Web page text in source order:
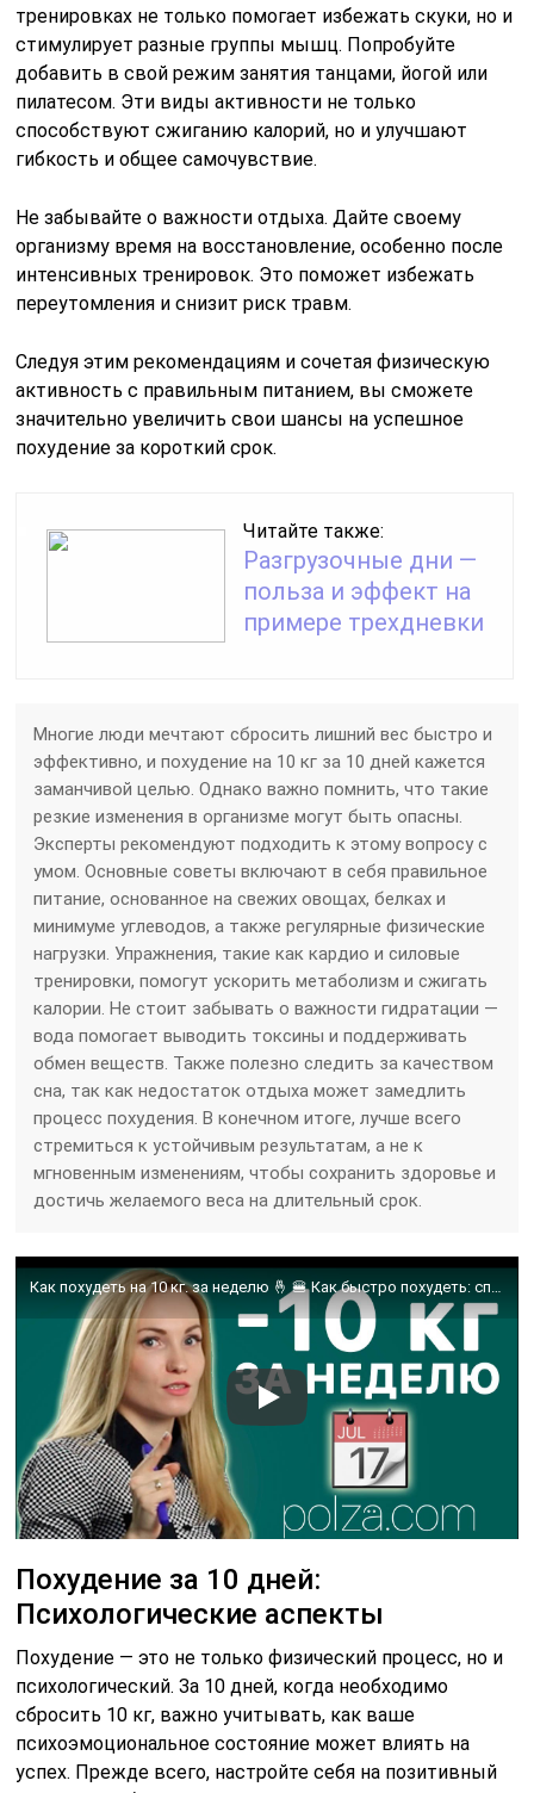
тренировках не только помогает избежать скуки, но и
стимулирует разные группы мышц. Попробуйте
добавить в свой режим занятия танцами, йогой или
пилатесом. Эти виды активности не только
способствуют сжиганию калорий, но и улучшают
гибкость и общее самочувствие.
Не забывайте о важности отдыха. Дайте своему
организму время на восстановление, особенно после
интенсивных тренировок. Это поможет избежать
переутомления и снизит риск травм.
Следуя этим рекомендациям и сочетая физическую
активность с правильным питанием, вы сможете
значительно увеличить свои шансы на успешное
похудение за короткий срок.
Читайте также:
Разгрузочные дни —
польза и эффект на
примере трехдневки
Многие люди мечтают сбросить лишний вес быстро и
эффективно, и похудение на 10 кг за 10 дней кажется
заманчивой целью. Однако важно помнить, что такие
резкие изменения в организме могут быть опасны.
Эксперты рекомендуют подходить к этому вопросу с
умом. Основные советы включают в себя правильное
питание, основанное на свежих овощах, белках и
минимуме углеводов, а также регулярные физические
нагрузки. Упражнения, такие как кардио и силовые
тренировки, помогут ускорить метаболизм и сжигать
калории. Не стоит забывать о важности гидратации —
вода помогает выводить токсины и поддерживать
обмен веществ. Также полезно следить за качеством
сна, так как недостаток отдыха может замедлить
процесс похудения. В конечном итоге, лучше всего
стремиться к устойчивым результатам, а не к
мгновенным изменениям, чтобы сохранить здоровье и
достичь желаемого веса на длительный срок.
Похудение за 10 дней:
Психологические аспекты
Похудение — это не только физический процесс, но и
психологический. За 10 дней, когда необходимо
сбросить 10 кг, важно учитывать, как ваше
психоэмоциональное состояние может влиять на
успех. Прежде всего, настройте себя на позитивный